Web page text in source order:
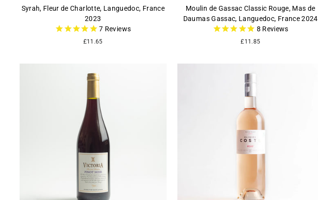
Syrah, Fleur de Charlotte, Languedoc, France
2023
7 Reviews
£11.65
Moulin de Gassac Classic Rouge, Mas de
Daumas Gassac, Languedoc, France 2024
8 Reviews
£11.85